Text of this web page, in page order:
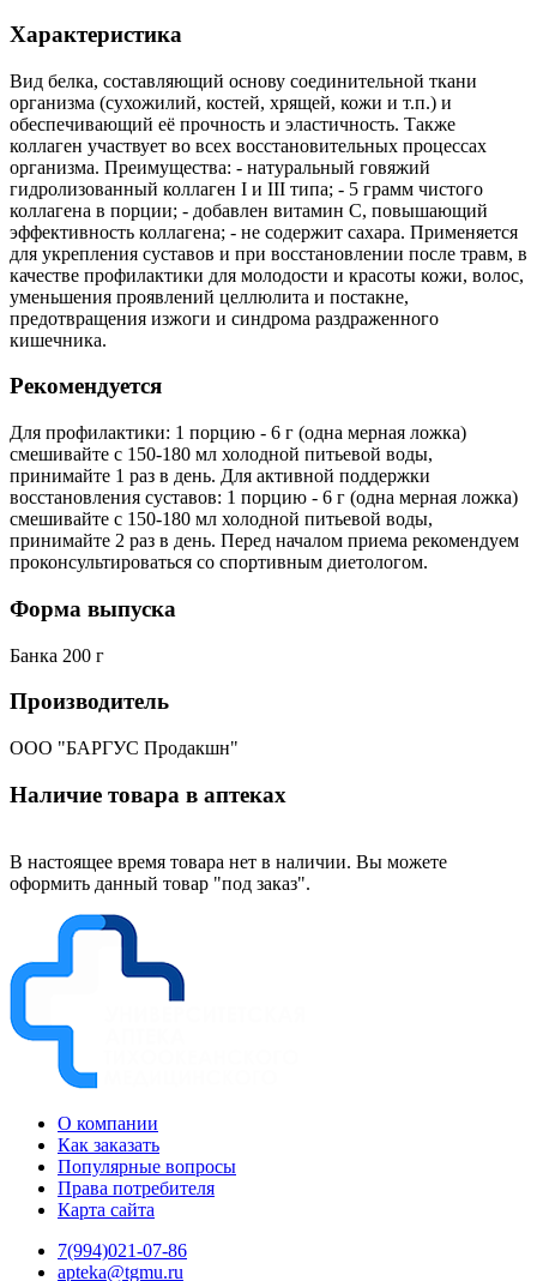
Характеристика
Вид белка, составляющий основу соединительной ткани
организма (сухожилий, костей, хрящей, кожи и т.п.) и
обеспечивающий её прочность и эластичность. Также
коллаген участвует во всех восстановительных процессах
организма. Преимущества: - натуральный говяжий
гидролизованный коллаген I и III типа; - 5 грамм чистого
коллагена в порции; - добавлен витамин С, повышающий
эффективность коллагена; - не содержит сахара. Применяется
для укрепления суставов и при восстановлении после травм, в
качестве профилактики для молодости и красоты кожи, волос,
уменьшения проявлений целлюлита и постакне,
предотвращения изжоги и синдрома раздраженного
кишечника.
Рекомендуется
Для профилактики: 1 порцию - 6 г (одна мерная ложка)
смешивайте с 150-180 мл холодной питьевой воды,
принимайте 1 раз в день. Для активной поддержки
восстановления суставов: 1 порцию - 6 г (одна мерная ложка)
смешивайте с 150-180 мл холодной питьевой воды,
принимайте 2 раз в день. Перед началом приема рекомендуем
проконсультироваться со спортивным диетологом.
Форма выпуска
Банка 200 г
Производитель
ООО "БАРГУС Продакшн"
Наличие товара в аптеках
В настоящее время товара нет в наличии. Вы можете
оформить данный товар "под заказ".
О компании
Как заказать
Популярные вопросы
Права потребителя
Карта сайта
7(994)021-07-86
apteka@tgmu.ru